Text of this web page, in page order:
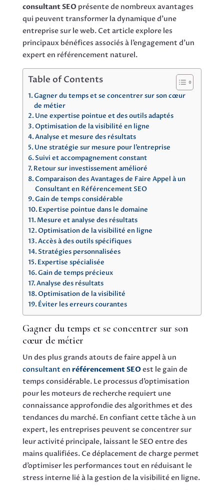
consultant SEOprésente de nombreux avantages
qui peuvent transformer la dynamique d’une
entreprise sur le web. Cet article explore les
principaux bénéfices associés à l’engagement d’un
expert en référencement naturel.
Table of Contents
Gagner du temps et se concentrer sur son cœur
de métier
Une expertise pointue et des outils adaptés
Optimisation de la visibilité en ligne
Analyse et mesure des résultats
Une stratégie sur mesure pour l’entreprise
Suivi et accompagnement constant
Retour sur investissement amélioré
Comparaison des Avantages de Faire Appel à un
Consultant en Référencement SEO
Gain de temps considérable
Expertise pointue dans le domaine
Mesure et analyse des résultats
Optimisation de la visibilité en ligne
Accès à des outils spécifiques
Stratégies personnalisées
Expertise spécialisée
Gain de temps précieux
Analyse des résultats
Optimisation de la visibilité
Éviter les erreurs courantes
Gagner du temps et se concentrer sur son
cœur de métier
Un des plus grands atouts de faire appel à un
consultant en référencement SEOest le gain de
temps considérable. Le processus d’optimisation
pour les moteurs de recherche requiert une
connaissance approfondie des algorithmes et des
tendances du marché. En confiant cette tâche à un
expert, les entreprises peuvent se concentrer sur
leur activité principale, laissant le SEO entre des
mains qualifiées. Ce déplacement de charge permet
d’optimiser les performances tout en réduisant le
stress interne lié à la gestion de la visibilité en ligne.